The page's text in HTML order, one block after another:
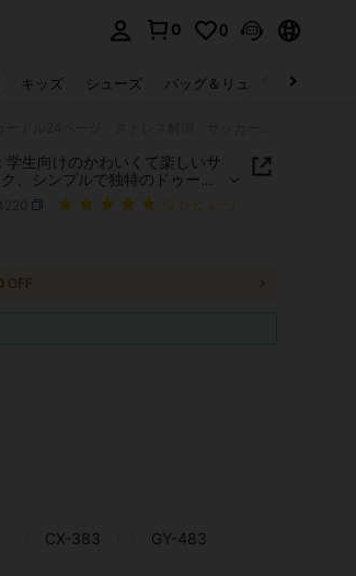
0 0
キッズ シューズ バッグ＆リュック
生向けのかわいくて楽しいサ
、シンプルで独特のドゥード
サッカー応援、真珠調カバ
ールドカップ、新学期、誕生
ト、大人の塗り絵ブック
(2 レビュー)
OFF
CX-383 GY-483